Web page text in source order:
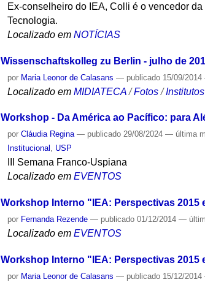
Ex-conselheiro do IEA, Colli é o vencedor
Tecnologia.
Localizado em NOTÍCIAS
Wissenschaftskolleg zu Berlin - julho de
por Maria Leonor de Calasans — publicado 15/09/2014
Localizado em MIDIATECA /Fotos /
Workshop - Da América ao Pacífico: para
porCláudia Regina — publicado 29/08/2024— última
Institucional , USP
III Semana Franco-Uspiana
Localizado em EVENTOS
Workshop Interno "IEA: Perspectivas 2015
por Fernanda Rezende — publicado 01/12/2014—
Localizado em EVENTOS
Workshop Interno "IEA: Perspectivas 2015
por Maria Leonor de Calasans — publicado 15/12/2014